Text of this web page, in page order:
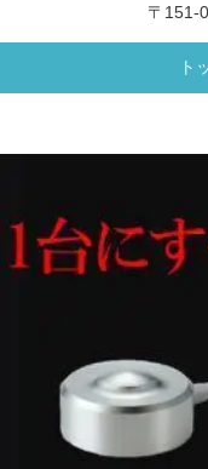
〒151-
ト